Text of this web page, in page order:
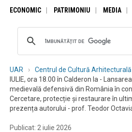
ECONOMIC
PATRIMONIU MEDIA
UAR Centrul de Cultură Arhitecturală
IULIE, ora 18.00 în Calderon la -
medievală defensivă din România în
Cercetare, protecție și restaurare în
prezența autorului - prof. Teodor
Publicat: 2 iulie 2026